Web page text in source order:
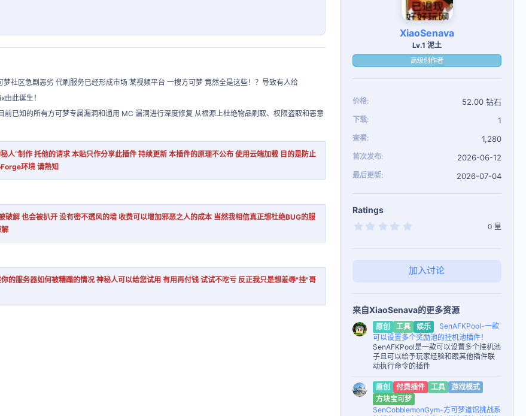
社区急剧恶劣 代刷服务已经形成市场 某视频平台 一搜方可梦 竟然全是这些！？导致有人给
此诞生！
已知的所有方可梦专属漏洞和通用 MC 漏洞进行深度修复 从根源上杜绝物品刷取、权限盗取和恶意
人“制作 托他的请求 本贴只作分享此插件 持续更新 本插件的原理不公布 使用云端加载 目的是防止
环境 请熟知
解 也会被扒开 没有密不透风的墙 收费可以增加邪恶之人的成本 当然我相信真正想杜绝BUG的服
的服务器如何被糟蹋的情况 神秘人可以给您试用 有用再付钱 试试不吃亏 反正我只是想羞辱"挂"哥
XiaoSenava
Lv.1 泥土
高级创作者
价格 52.00 钻石
下载 1
查看 1,280
首次发布 2026-06-12
最后更新 2026-07-04
Ratings
0
0 星
加入讨论
来自XiaoSenava的更多资源
原创 工具 娱乐
SenAFKPool-一款
可以设置多个奖励池的挂机池插件！
SenAFKPool是一款可以设置多个挂机池
子且可以给予玩家经验和跟其他插件联
动执行命令的插件
原创 付费插件 工具
游戏模式
方块宝可梦
SenCobblemonGym-方可梦道馆挑战系